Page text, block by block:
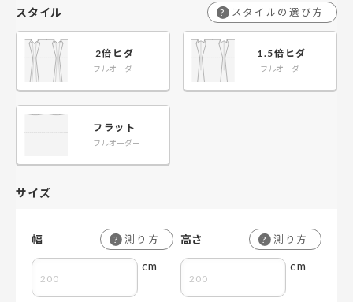
スタイル ? スタイルの選び方
2倍ヒダ
フルオーダー
1.5倍ヒダ
フルオーダー
フラット
フルオーダー
サイズ
幅 ? 測り方
cm
高さ ? 測り方
cm